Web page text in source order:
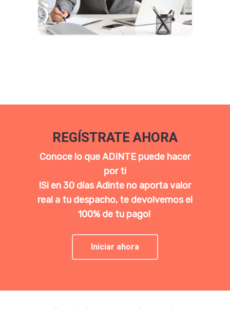
REGÍSTRATE AHORA
Conoce lo que ADINTE puede hacer
por ti
!Si en 30 días Adinte no aporta valor
real a tu despacho, te devolvemos el
100% de tu pago!
Iniciar ahora